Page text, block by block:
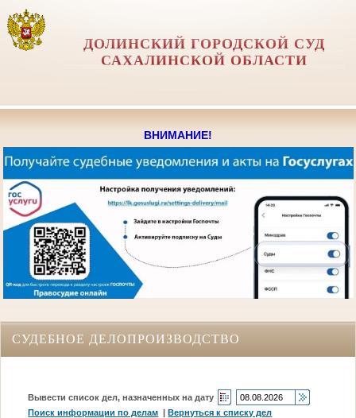
ДОЛИНСКИЙ ГОРОДСКОЙ СУД
САХАЛИНСКОЙ ОБЛАСТИ
ВНИМАНИЕ!
СУДЕБНОЕ ДЕЛОПРОИЗВОДСТВО
Вывести список дел, назначенных на дату
Поиск информации по делам |Вернуться к списку дел